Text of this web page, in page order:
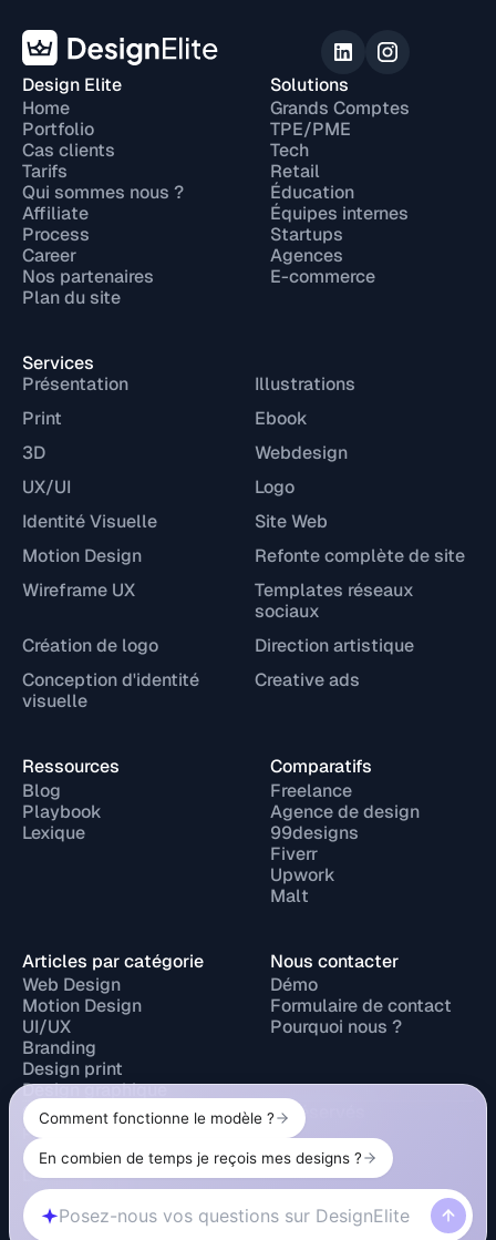
Design Elite
Home
Portfolio
Cas clients
Tarifs
Qui sommes nous ?
Affiliate
Process
Career
Nos partenaires
Plan du site
Services
Présentation
Illustrations
Print
Ebook
3D
Webdesign
UX/UI
Logo
Identité Visuelle
Site Web
Motion Design
Refonte complète de site
Wireframe UX
Templates réseaux
sociaux
Création de logo
Direction artistique
Conception d'identité
visuelle
Creative ads
Solutions
Grands Comptes
TPE/PME
Tech
Retail
Éducation
Équipes internes
Startups
Agences
E-commerce
Ressources
Blog
Playbook
Lexique
Comparatifs
Freelance
Agence de design
99designs
Fiverr
Upwork
Malt
Articles par catégorie
Web Design
Motion Design
UI/UX
Branding
Design print
Design graphique
Nous contacter
Démo
Formulaire de contact
Pourquoi nous ?
© 2026 Design Elite. Tous droits réservés
Privacy Policy
Legal Notice
Cookie Policy